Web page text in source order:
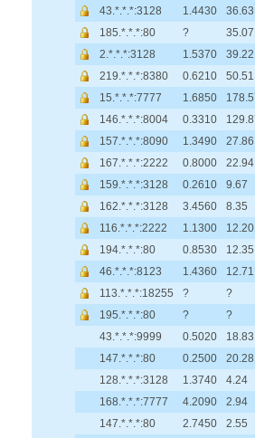
43.*.*.*:3128
1.4430 36.63
185.*.*.*:80
? 35.07
2.*.*.*:3128
1.5370 39.22
219.*.*.*:8380
0.6210 50.51
15.*.*.*:7777
1.6850
146.*.*.*:8004
0.3310
157.*.*.*:8090
1.3490 27.86
167.*.*.*:2222
0.8000 22.94
159.*.*.*:3128
0.2610 9.67
162.*.*.*:3128
3.4560 8.35
116.*.*.*:2222
1.1300 12.20
194.*.*.*:80
0.8530 12.35
46.*.*.*:8123
1.4360 12.71
113.*.*.*:18255
? ?
195.*.*.*:80
? ?
43.*.*.*:9999
0.5020 18.83
147.*.*.*:80
0.2500 20.28
128.*.*.*:3128
1.3740 4.24
168.*.*.*:7777
4.2090 2.94
147.*.*.*:80
2.7450 2.55